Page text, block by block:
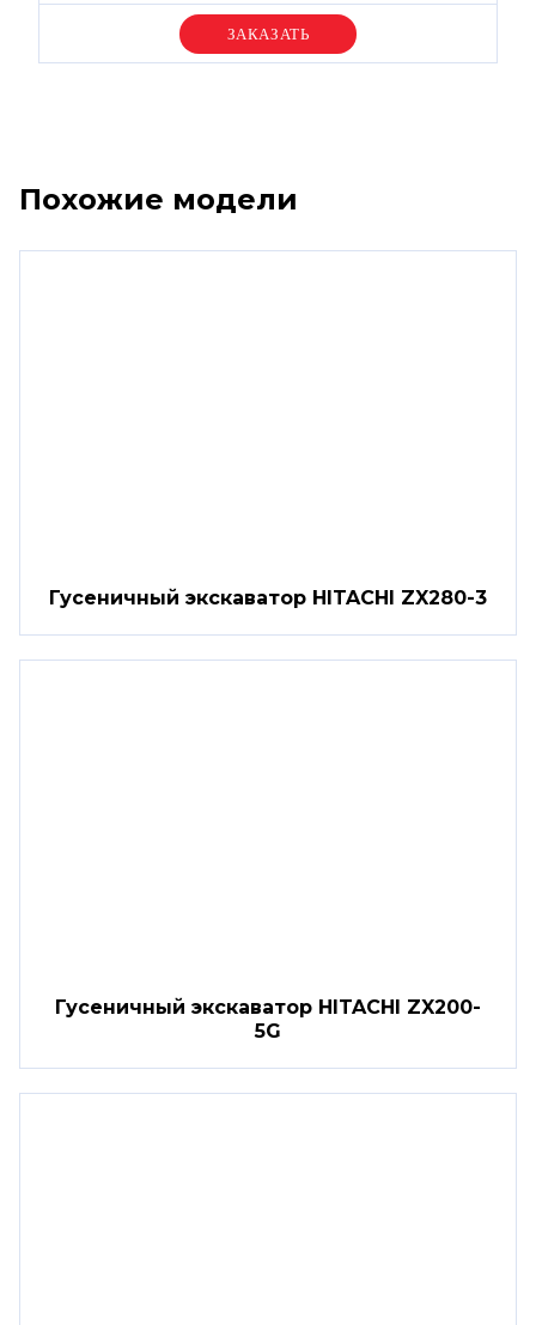
Уточняйте цену
Похожие модели
Гусеничный экскаватор HITACHI ZX280-3
Гусеничный экскаватор HITACHI ZX200-
5G